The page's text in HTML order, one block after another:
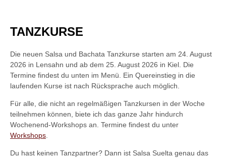
TANZKURSE
Die neuen Salsa und Bachata Tanzkurse starten am 24. August
2026 in Lensahn und ab dem 25. August 2026 in Kiel. Die
Termine findest du unten im Menü. Ein Quereinstieg in die
laufenden Kurse ist nach Rücksprache auch möglich.
Für alle, die nicht an regelmäßigen Tanzkursen in der Woche
teilnehmen können, biete ich das ganze Jahr hindurch
Wochenend-Workshops an. Termine findest du unter
Workshops
Du hast keinen Tanzpartner? Dann ist Salsa Suelta genau das